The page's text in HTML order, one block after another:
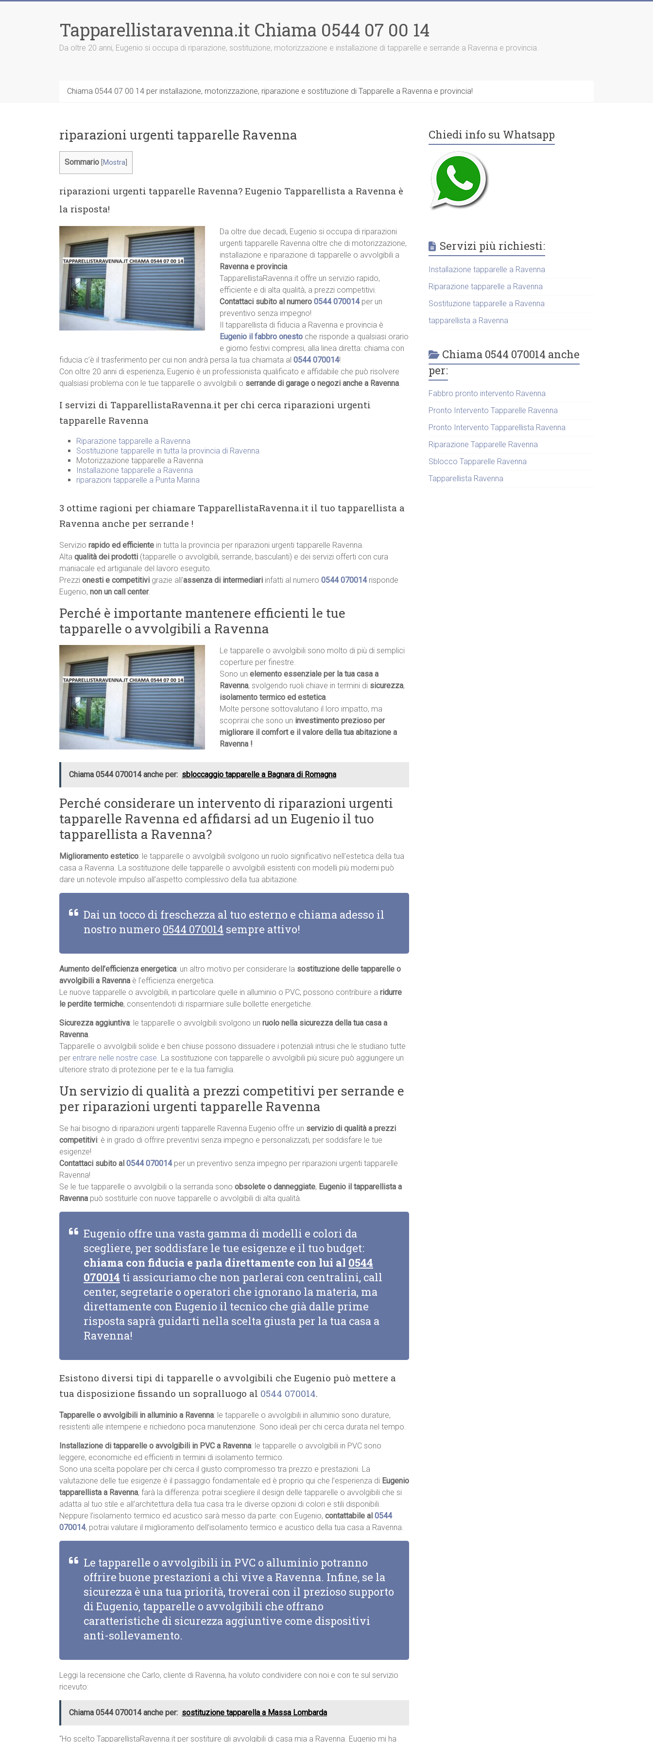
Tapparellistaravenna.it Chiama 0544 07 00 14
Da oltre 20 anni, Eugenio si occupa di riparazione, sostituzione, motorizzazione e installazione di tapparelle e serrande a Ravenna e provincia.
Chiama 0544 07 00 14 per installazione, motorizzazione, riparazione e sostituzione di Tapparelle a Ravenna e provincia!
riparazioni urgenti tapparelle Ravenna
Sommario Mostra
riparazioni urgenti tapparelle Ravenna? Eugenio Tapparellista a Ravenna è
la risposta!
Da oltre due decadi, Eugenio si occupa di riparazioni
urgenti tapparelle Ravenna oltre che di motorizzazione,
installazione e riparazione di tapparelle o avvolgibili a
Ravenna e provincia.
TapparellistaRavenna.it offre un servizio rapido,
efficiente e di alta qualità, a prezzi competitivi.
Contattaci subito al numero 0544 070014per un
preventivo senza impegno!
Il tapparellista di fiducia a Ravenna e provincia è
Eugenio il fabbro onesto che risponde a qualsiasi orario
e giorno festivi compresi, alla linea diretta: chiama con
fiducia c’è il trasferimento per cui non andrà persa la tua chiamata al 0544 070014!
Con oltre 20 anni di esperienza, Eugenio è un professionista qualificato e affidabile che può risolvere
qualsiasi problema con le tue tapparelle o avvolgibili o serrande di garage o negozi anche a Ravenna.
I servizi di TapparellistaRavenna.it per chi cerca riparazioni urgenti
tapparelle Ravenna
Riparazione tapparelle a Ravenna
Sostituzione tapparelle in tutta la provincia di Ravenna
Motorizzazione tapparelle a Ravenna
Installazione tapparelle a Ravenna
riparazioni tapparelle a Punta Marina
3 ottime ragioni per chiamare TapparellistaRavenna.it il tuo tapparellista a
Ravenna anche per serrande !
Servizio rapido ed efficiente in tutta la provincia per riparazioni urgenti tapparelle Ravenna.
Alta qualità dei prodotti (tapparelle o avvolgibili, serrande, basculanti) e dei servizi offerti con cura
maniacale ed artigianale del lavoro eseguito.
Prezzi onesti e competitivi grazie all’assenza di intermediari infatti al numero 0544 070014 risponde
Eugenio, non un call center.
Perché è importante mantenere efficienti le tue
tapparelle o avvolgibili a Ravenna
Le tapparelle o avvolgibili sono molto di più di semplici
coperture per finestre.
Sono un elemento essenziale per la tua casa a
Ravenna, svolgendo ruoli chiave in termini di sicurezza,
isolamento termico ed estetica.
Molte persone sottovalutano il loro impatto, ma
scoprirai che sono un investimento prezioso per
migliorare il comfort e il valore della tua abitazione a
Ravenna !
Chiama 0544 070014 anche per: sbloccaggio tapparelle a Bagnara di Romagna
Perché considerare un intervento di riparazioni urgenti
tapparelle Ravenna ed affidarsi ad un Eugenio il tuo
tapparellista a Ravenna?
Miglioramento estetico: le tapparelle o avvolgibili svolgono un ruolo significativo nell’estetica della tua
casa a Ravenna. La sostituzione delle tapparelle o avvolgibili esistenti con modelli più moderni può
dare un notevole impulso all’aspetto complessivo della tua abitazione.
Dai un tocco di freschezza al tuo esterno e chiama adesso il
nostro numero 0544 070014 sempre attivo!
Aumento dell’efficienza energetica: un altro motivo per considerare la sostituzione delle tapparelle o
avvolgibili a Ravenna è l’efficienza energetica.
Le nuove tapparelle o avvolgibili, in particolare quelle in alluminio o PVC, possono contribuire a ridurre
le perdite termiche, consentendoti di risparmiare sulle bollette energetiche.
Sicurezza aggiuntiva: le tapparelle o avvolgibili svolgono un ruolo nella sicurezza della tua casa a
Ravenna.
Tapparelle o avvolgibili solide e ben chiuse possono dissuadere i potenziali intrusi che le studiano tutte
per entrare nelle nostre case. La sostituzione con tapparelle o avvolgibili più sicure può aggiungere un
ulteriore strato di protezione per te e la tua famiglia.
Un servizio di qualità a prezzi competitivi per serrande e
per riparazioni urgenti tapparelle Ravenna
Se hai bisogno di riparazioni urgenti tapparelle Ravenna Eugenio offre un servizio di qualità a prezzi
competitivi: è in grado di offrire preventivi senza impegno e personalizzati, per soddisfare le tue
esigenze!
Contattaci subito al 0544 070014 per un preventivo senza impegno per riparazioni urgenti tapparelle
Ravenna!
Se le tue tapparelle o avvolgibili o la serranda sono obsolete o danneggiate, Eugenio il tapparellista a
Ravenna può sostituirle con nuove tapparelle o avvolgibili di alta qualità.
Eugenio offre una vasta gamma di modelli e colori da
scegliere, per soddisfare le tue esigenze e il tuo budget:
chiama con fiducia e parla direttamente con lui al 0544
070014 ti assicuriamo che non parlerai con centralini, call
center, segretarie o operatori che ignorano la materia, ma
direttamente con Eugenio il tecnico che già dalle prime
risposta saprà guidarti nella scelta giusta per la tua casa a
Ravenna!
Esistono diversi tipi di tapparelle o avvolgibili che Eugenio può mettere a
tua disposizione fissando un sopralluogo al 0544 070014.
Tapparelle o avvolgibili in alluminio a Ravenna: le tapparelle o avvolgibili in alluminio sono durature,
resistenti alle intemperie e richiedono poca manutenzione. Sono ideali per chi cerca durata nel tempo.
Installazione di tapparelle o avvolgibili in PVC a Ravenna: le tapparelle o avvolgibili in PVC sono
leggere, economiche ed efficienti in termini di isolamento termico.
Sono una scelta popolare per chi cerca il giusto compromesso tra prezzo e prestazioni. La
valutazione delle tue esigenze è il passaggio fondamentale ed è proprio qui che l’esperienza di Eugenio
tapparellista a Ravenna, farà la differenza: potrai scegliere il design delle tapparelle o avvolgibili che si
adatta al tuo stile e all’architettura della tua casa tra le diverse opzioni di colori e stili disponibili.
Neppure l’isolamento termico ed acustico sarà messo da parte: con Eugenio, contattabile al 0544
070014, potrai valutare il miglioramento dell’isolamento termico e acustico della tua casa a Ravenna.
Le tapparelle o avvolgibili in PVC o alluminio potranno
offrire buone prestazioni a chi vive a Ravenna. Infine, se la
sicurezza è una tua priorità, troverai con il prezioso supporto
di Eugenio, tapparelle o avvolgibili che offrano
caratteristiche di sicurezza aggiuntive come dispositivi
anti-sollevamento.
Leggi la recensione che Carlo, cliente di Ravenna, ha voluto condividere con noi e con te sul servizio
ricevuto:
Chiama 0544 070014 anche per: sostituzione tapparella a Massa Lombarda
“Ho scelto TapparellistaRavenna.it per sostituire gli avvolgibili di casa mia a Ravenna. Eugenio mi ha
Chiedi info su Whatsapp
Servizi più richiesti:
Installazione tapparelle a Ravenna
Riparazione tapparelle a Ravenna
Sostituzione tapparelle a Ravenna
tapparellista a Ravenna
Chiama 0544 070014 anche
per:
Fabbro pronto intervento Ravenna
Pronto Intervento Tapparelle Ravenna
Pronto Intervento Tapparellista Ravenna
Riparazione Tapparelle Ravenna
Sblocco Tapparelle Ravenna
Tapparellista Ravenna